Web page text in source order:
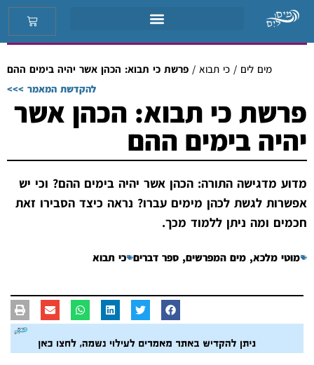
מים לים / כי תבוא / פרשת כי תבוא: הכהן אשר יהיה בימים ההם
להקדשת המאמר >>>
פרשת כי תבוא: הכהן אשר
יהיה בימים ההם
מדוע מדגישה התורה: הכהן אשר יהיה בימים ההם? וכי יש
אפשרות לגשת לכהן מימים עברו? נראה כיצד הסבירו זאת
חכמים ומה ניתן ללמוד מכך.
מוטי מלכא, מים המפרשים, ספר דברים כי תבוא